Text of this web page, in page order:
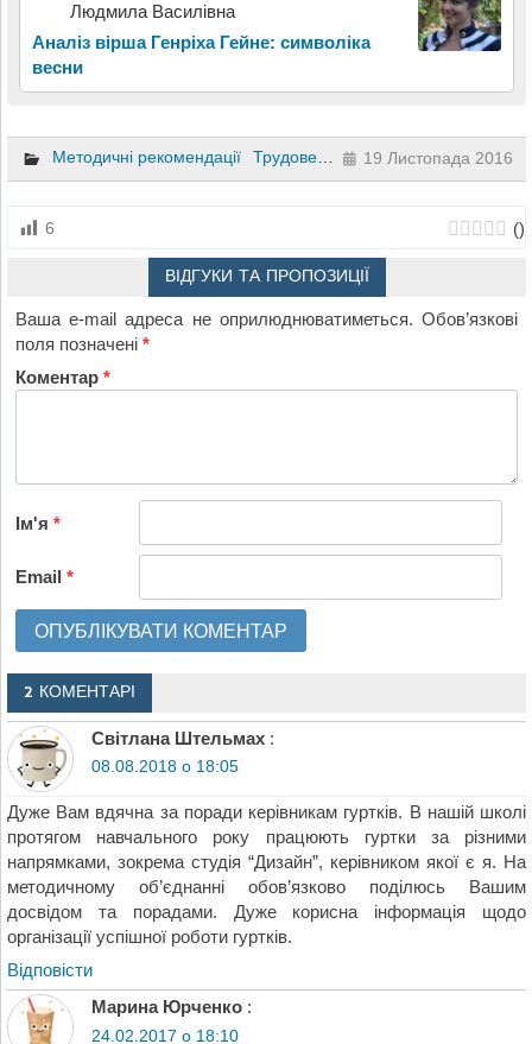
Людмила Василівна
Аналіз вірша Генріха Гейне: символіка
весни
Методичні рекомендації Трудове навчання 19 Листопада 2016
6 ()
ВІДГУКИ ТА ПРОПОЗИЦІЇ
Ваша e-mail адреса не оприлюднюватиметься. Обов’язкові
поля позначені*
Коментар*
Ім'я*
Email*
2 КОМЕНТАРІ
Світлана Штельмах :
08.08.2018 о 18:05
Дуже Вам вдячна за поради керівникам гуртків. В нашій школі
протягом навчального року працюють гуртки за різними
напрямками, зокрема студія “Дизайн”, керівником якої є я. На
методичному об’єднанні обов’язково поділюсь Вашим
досвідом та порадами. Дуже корисна інформація щодо
організації успішної роботи гуртків.
Відповіcти
Марина Юрченко :
24.02.2017 о 18:10